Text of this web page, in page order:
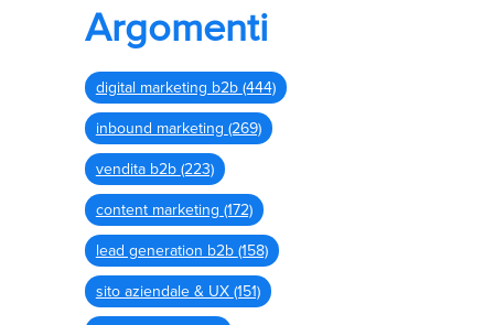
Argomenti
digital marketing b2b (444)
inbound marketing (269)
vendita b2b (223)
content marketing (172)
lead generation b2b (158)
sito aziendale & UX (151)